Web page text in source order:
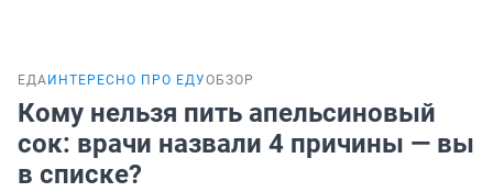
ЕДА ИНТЕРЕСНО ПРО ЕДУОБЗОР
Кому нельзя пить апельсиновый
сок: врачи назвали 4 причины — вы
в списке?